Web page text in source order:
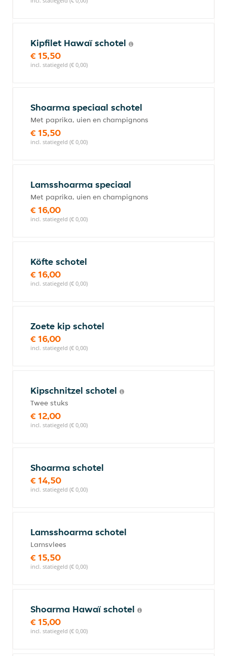
Kipfilet Hawaï schotel
€ 15,50
incl. statiegeld (€ 0,00)
Shoarma speciaal schotel
Met paprika, uien en champignons
€ 15,50
incl. statiegeld (€ 0,00)
Lamsshoarma speciaal
Met paprika, uien en champignons
€ 16,00
incl. statiegeld (€ 0,00)
Köfte schotel
€ 16,00
incl. statiegeld (€ 0,00)
Zoete kip schotel
€ 16,00
incl. statiegeld (€ 0,00)
Kipschnitzel schotel
Twee stuks
€ 12,00
incl. statiegeld (€ 0,00)
Shoarma schotel
€ 14,50
incl. statiegeld (€ 0,00)
Lamsshoarma schotel
Lamsvlees
€ 15,50
incl. statiegeld (€ 0,00)
Shoarma Hawaï schotel
€ 15,00
incl. statiegeld (€ 0,00)